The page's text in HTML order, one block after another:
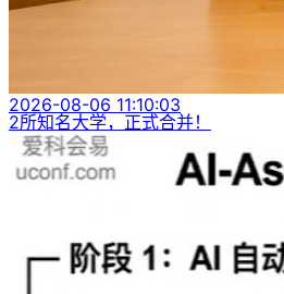
2026-08-06 11:10:03
2所知名大学，正式合并！